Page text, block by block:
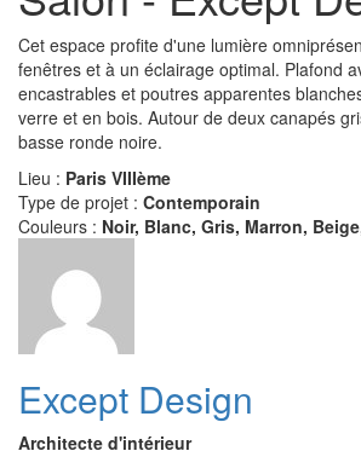
Cet espace profite d'une lumière
fenêtres et à un éclairage optimal. Plafond
encastrables et poutres apparentes
verre et en bois. Autour de deux canapés
basse ronde noire.
Lieu : Paris VIIIème
Type de projet : Contemporain
Couleurs : Noir, Blanc, Gris, Marron,
Except Design
Architecte d'intérieur